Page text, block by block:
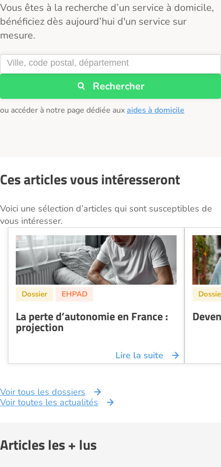
Vous êtes à la recherche d’un service à domicile,
bénéficiez dès aujourd’hui d'un service sur
mesure.
Rechercher
ou accéder à notre page dédiée auxaides à domicile
Ces articles vous intéresseront
Voici une sélection d’articles qui sont susceptibles de
vous intéresser.
La perte d’autonomie en France :
projection
Lire la suite
Voir tous les dossiers
Voir toutes les actualités
Articles les + lus